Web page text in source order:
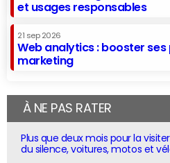
et usages responsables
21 sep 2026
Web analytics : booster
marketing
À NE PAS RATER
Plus que deux mois pour la
du silence, voitures, motos et